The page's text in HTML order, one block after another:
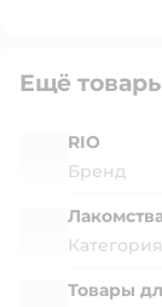
Ещё
RIO
Бренд
Категория
Товары